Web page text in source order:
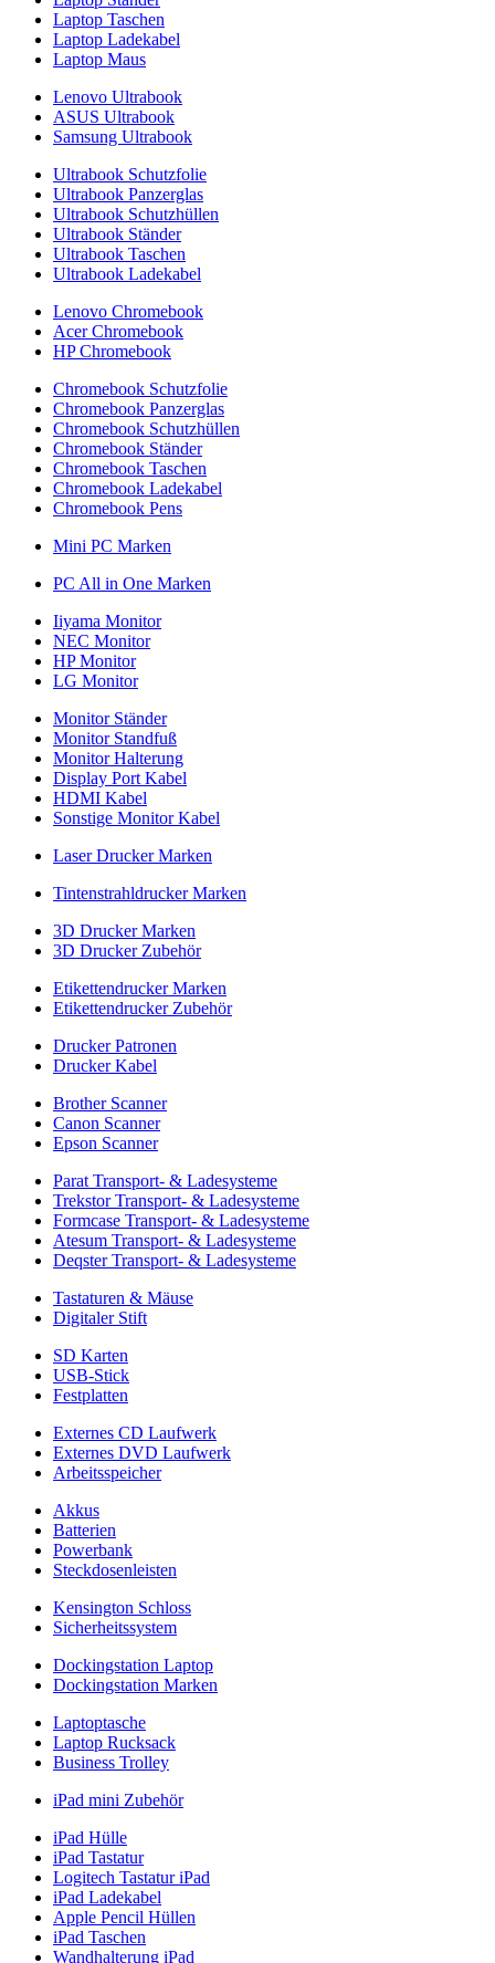
Laptop Taschen
Laptop Ladekabel
Laptop Maus
Lenovo Ultrabook
ASUS Ultrabook
Samsung Ultrabook
Ultrabook Schutzfolie
Ultrabook Panzerglas
Ultrabook Schutzhüllen
Ultrabook Ständer
Ultrabook Taschen
Ultrabook Ladekabel
Lenovo Chromebook
Acer Chromebook
HP Chromebook
Chromebook Schutzfolie
Chromebook Panzerglas
Chromebook Schutzhüllen
Chromebook Ständer
Chromebook Taschen
Chromebook Ladekabel
Chromebook Pens
Mini PC Marken
PC All in One Marken
Iiyama Monitor
NEC Monitor
HP Monitor
LG Monitor
Monitor Ständer
Monitor Standfuß
Monitor Halterung
Display Port Kabel
HDMI Kabel
Sonstige Monitor Kabel
Laser Drucker Marken
Tintenstrahldrucker Marken
3D Drucker Marken
3D Drucker Zubehör
Etikettendrucker Marken
Etikettendrucker Zubehör
Drucker Patronen
Drucker Kabel
Brother Scanner
Canon Scanner
Epson Scanner
Parat Transport- & Ladesysteme
Trekstor Transport- & Ladesysteme
Formcase Transport- & Ladesysteme
Atesum Transport- & Ladesysteme
Deqster Transport- & Ladesysteme
Tastaturen & Mäuse
Digitaler Stift
SD Karten
USB-Stick
Festplatten
Externes CD Laufwerk
Externes DVD Laufwerk
Arbeitsspeicher
Akkus
Batterien
Powerbank
Steckdosenleisten
Kensington Schloss
Sicherheitssystem
Dockingstation Laptop
Dockingstation Marken
Laptoptasche
Laptop Rucksack
Business Trolley
iPad mini Zubehör
iPad Hülle
iPad Tastatur
Logitech Tastatur iPad
iPad Ladekabel
Apple Pencil Hüllen
iPad Taschen
Wandhalterung iPad